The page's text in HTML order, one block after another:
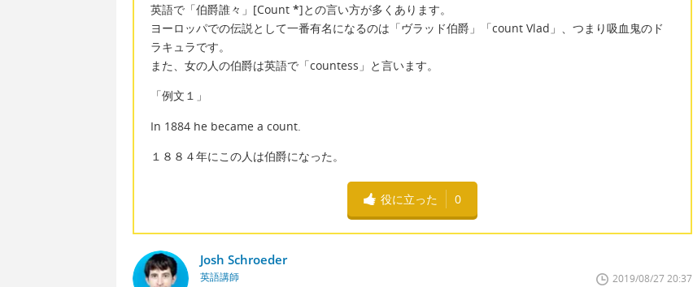
英語で「伯爵誰々」[Count *]との言い方が多くあります。
ヨーロッパでの伝説として一番有名になるのは「ヴラッド伯爵」「count Vlad」、つまり吸血鬼のド
ラキュラです。
また、女の人の伯爵は英語で「countess」と言います。
「例文１」
In 1884 he became a count.
１８８４年にこの人は伯爵になった。
役に立った 0
Josh Schroeder
英語講師 2019/08/27 20:37